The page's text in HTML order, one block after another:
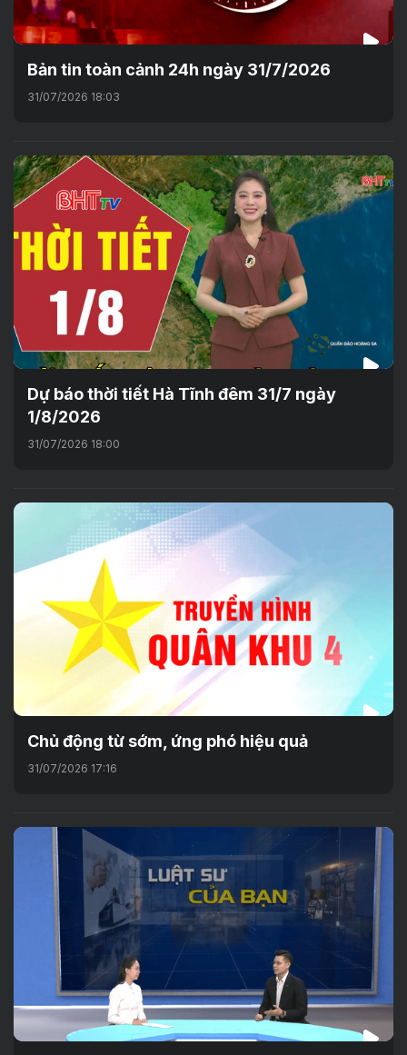
Bản tin toàn cảnh 24h ngày 31/7/2026
31/07/2026 18:03
Dự báo thời tiết Hà Tĩnh đêm 31/7 ngày
1/8/2026
31/07/2026 18:00
Chủ động từ sớm, ứng phó hiệu quả
31/07/2026 17:16